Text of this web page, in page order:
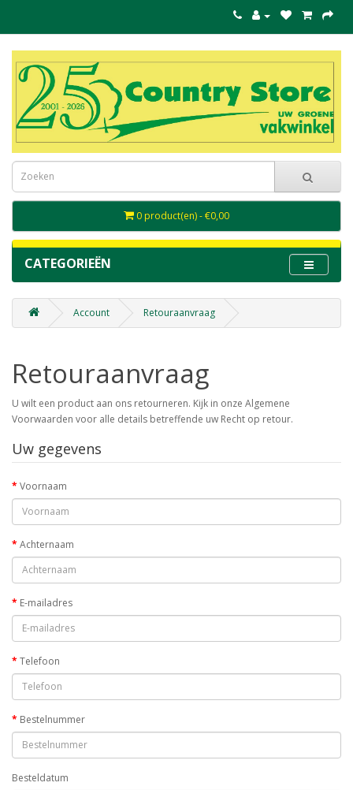
0 product(en) - €0,00
CATEGORIEËN
Account Retouraanvraag
Retouraanvraag
U wilt een product aan ons retourneren. Kijk in onze Algemene
Voorwaarden voor alle details betreffende uw Recht op retour.
Uw gegevens
Voornaam
Achternaam
E-mailadres
Telefoon
Bestelnummer
Besteldatum